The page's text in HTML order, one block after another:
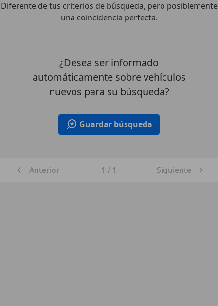
Diferente de tus criterios de búsqueda, pero posiblemente
una coincidencia perfecta.
¿Desea ser informado
automáticamente sobre vehículos
nuevos para su búsqueda?
Guardar búsqueda
Anterior 1 / 1 Siguiente